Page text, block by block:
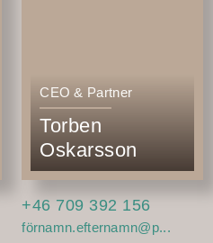
CEO & Partner
Torben
Oskarsson
+46 709 392 156
förnamn.efternamn@p...